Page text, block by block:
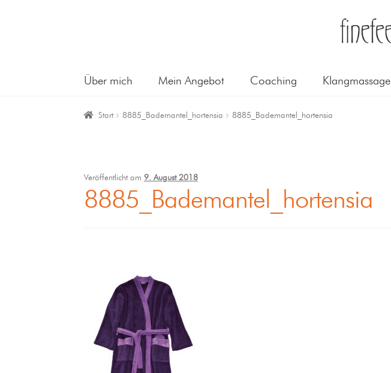
Über mich Mein Angebot Coaching Klangmassage
Start 8885_Bademantel_hortensia 8885_Bademantel_hortensia
Veröffentlicht am 9. August 2018
8885_Bademantel_hortensia